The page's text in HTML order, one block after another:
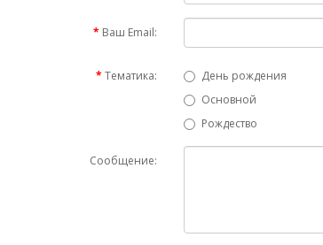
Ваш Email:
Тематика:
День рождения
Основной
Рождество
Сообщение: